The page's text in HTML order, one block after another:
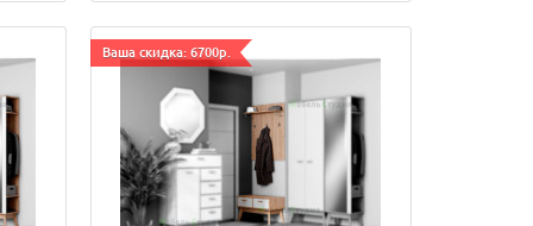
Ваша скидка: 6700р.